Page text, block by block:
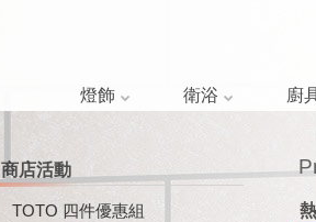
燈飾 衛浴 廚
商店活動
TOTO 四件優惠組